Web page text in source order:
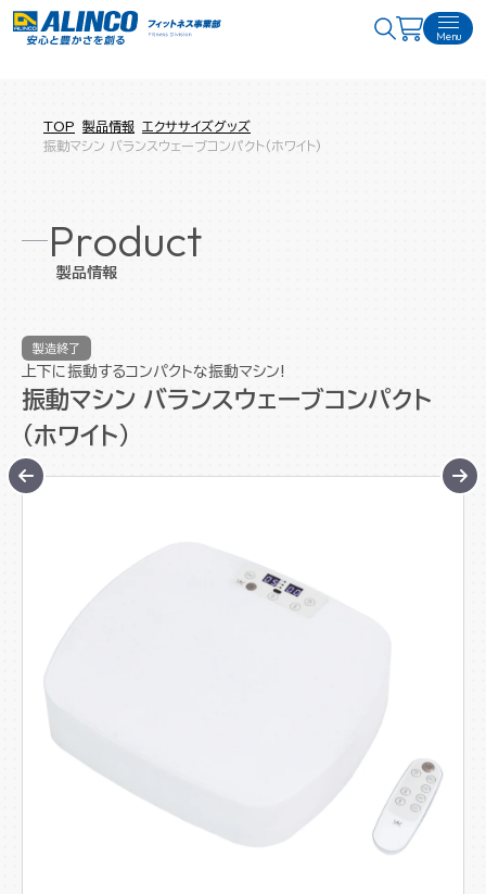
Menu
TOP 製品情報 エクササイズグッズ
振動マシン バランスウェーブコンパクト(ホワイト)
Product
製品情報
製造終了
上下に振動するコンパクトな振動マシン!
振動マシン バランスウェーブコンパクト
(ホワイト)